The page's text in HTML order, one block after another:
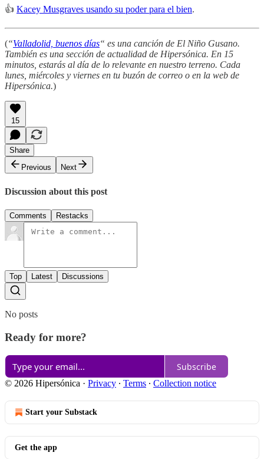
👍 Kacey Musgraves usando su poder para el bien.
(“Valladolid, buenos días“ es una canción de El Niño Gusano.
También es una sección de actualidad de Hipersónica. En 15
minutos, estarás al día de lo relevante en nuestro terreno. Cada
lunes, miércoles y viernes en tu buzón de correo o en la web de
Hipersónica.)
15
Share
Previous
Next
Discussion about this post
Comments Restacks
Top Latest Discussions
No posts
Ready for more?
Subscribe
© 2026 Hipersónica · Privacy ∙ Terms ∙ Collection notice
Start your Substack
Get the app